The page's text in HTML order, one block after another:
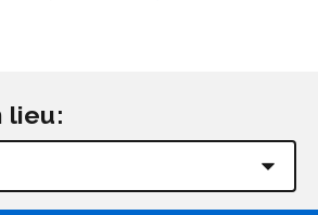
lieu: